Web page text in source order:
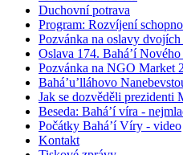
Duchovní potrava
Program: Rozvíjení
Pozvánka na oslavy dvojích
Oslava 174. Bahá’í
Pozvánka na NGO Market
Bahá’u’lláhovo
Jak se dozvěděli prezidenti
Beseda: Bahá’í víra -
Počátky Bahá’í Víry - video
Kontakt